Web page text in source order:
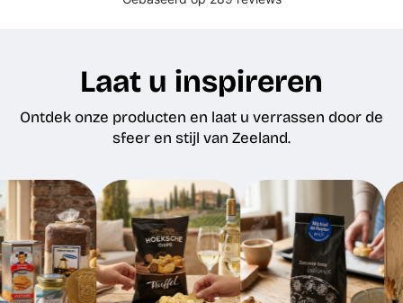
Laat u inspireren
Ontdek onze producten en laat u verrassen door de
sfeer en stijl van Zeeland.